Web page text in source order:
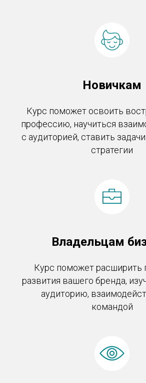
Новичкам
Курс поможет освоить
профессию, научиться
с аудиторией, ставить
стратегии
Владельцам
Курс поможет расширить
развития вашего бренда,
аудиторию,
командой